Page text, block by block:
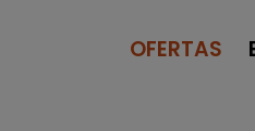
OFERTAS